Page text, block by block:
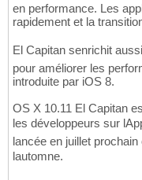
en performance. Les
rapidement et la
El Capitan senrichit
pour améliorer les
introduite par iOS 8.
OS X 10.11 El Capitan
les développeurs sur
lancée en juillet
lautomne.